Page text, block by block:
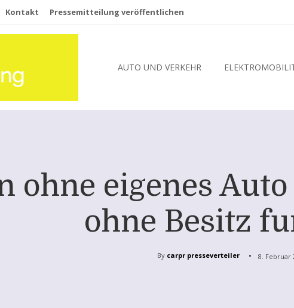
Kontakt Pressemitteilung veröffentlichen
AUTO UND VERKEHR
ohne eigenes
ohne Besitz
By carpr presseverteiler 8. Februar